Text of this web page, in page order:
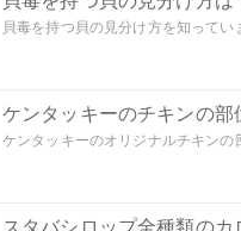
貝毒を持つ貝の見分け方を知って
ケンタッキーのチキンの
ケンタッキーのオリジナルチキン
スタバシロップ全種類の